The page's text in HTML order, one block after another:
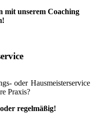
mit unserem Coaching
oder Hausmeisterservice
Praxis?
regelmäßig!